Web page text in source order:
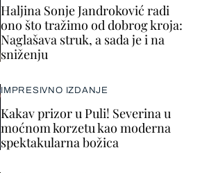
Haljina Sonje Jandroković radi
ono što tražimo od dobrog kroja:
Naglašava struk, a sada je i na
sniženju
IMPRESIVNO IZDANJE
Kakav prizor u Puli! Severina u
moćnom korzetu kao moderna
spektakularna božica